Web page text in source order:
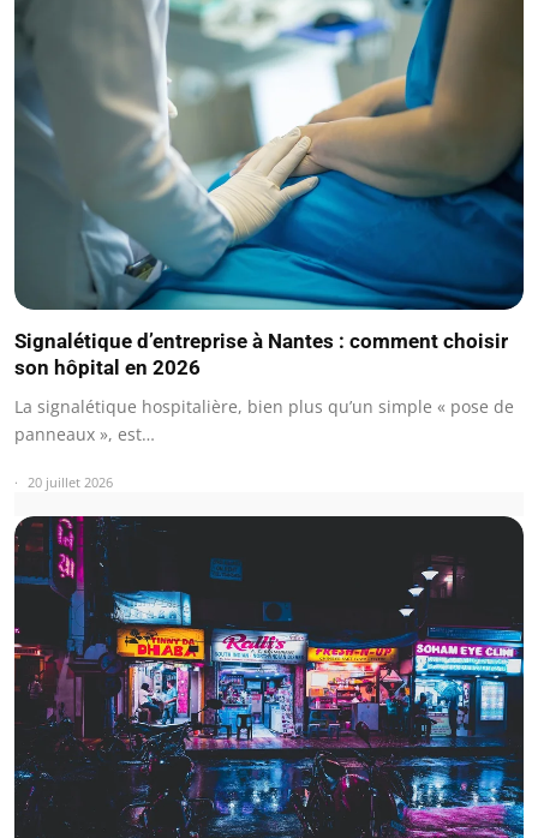
Signalétique d’entreprise à Nantes : comment choisir
son hôpital en 2026
La signalétique hospitalière, bien plus qu’un simple « pose de
panneaux », est…
20 juillet 2026